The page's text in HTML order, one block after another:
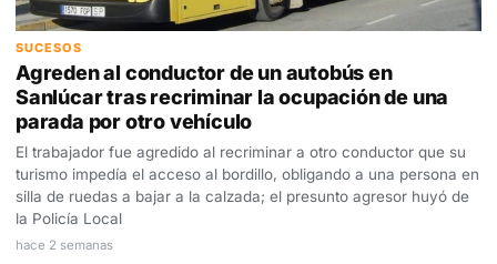
SUCESOS
Agreden al conductor de un autobús en
Sanlúcar tras recriminar la ocupación de una
parada por otro vehículo
El trabajador fue agredido al recriminar a otro conductor que su
turismo impedía el acceso al bordillo, obligando a una persona en
silla de ruedas a bajar a la calzada; el presunto agresor huyó de
la Policía Local
hace 2 semanas